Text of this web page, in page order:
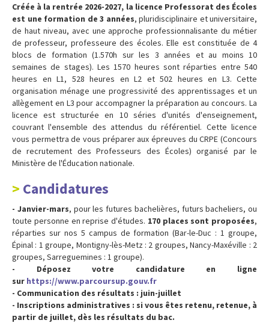
Créée à la rentrée 2026-2027, la licence Professorat des Écoles
est une formation de 3 années, pluridisciplinaire et universitaire,
de haut niveau, avec une approche professionnalisante du métier
de professeur, professeure des écoles. Elle est constituée de 4
blocs de formation (1.570h sur les 3 années et au moins 10
semaines de stages). Les 1570 heures sont réparties entre 540
heures en L1, 528 heures en L2 et 502 heures en L3. Cette
organisation ménage une progressivité des apprentissages et un
allègement en L3 pour accompagner la préparation au concours. La
licence est structurée en 10 séries d'unités d'enseignement,
couvrant l'ensemble des attendus du référentiel. Cette licence
vous permettra de vous préparer aux épreuves du CRPE (Concours
de recrutement des Professeurs des Écoles) organisé par le
Ministère de l'Éducation nationale.
Candidatures
- Janvier-mars, pour les futures bachelières, futurs bacheliers, ou
toute personne en reprise d'études. 170 places sont proposées,
réparties sur nos 5 campus de formation (Bar-le-Duc : 1 groupe,
Épinal : 1 groupe, Montigny-lès-Metz : 2 groupes, Nancy-Maxéville : 2
groupes, Sarreguemines : 1 groupe).
- Déposez votre candidature en ligne
sur https://www.parcoursup.gouv.fr
- Communication des résultats : juin-juillet
- Inscriptions administratives : si vous êtes retenu, retenue, à
partir de juillet, dès les résultats du bac.